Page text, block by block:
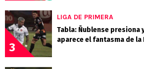
3
LIGA DE PRIMERA
Tabla: Ñublense presiona
aparece el fantasma de la